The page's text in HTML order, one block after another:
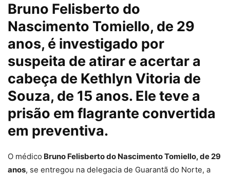
Bruno Felisberto do
Nascimento Tomiello, de 29
anos, é investigado por
suspeita de atirar e acertar a
cabeça de Kethlyn Vitoria de
Souza, de 15 anos. Ele teve a
prisão em flagrante convertida
em preventiva.
O médico Bruno Felisberto do Nascimento Tomiello, de 29
anos, se entregou na delegacia de Guarantã do Norte, a